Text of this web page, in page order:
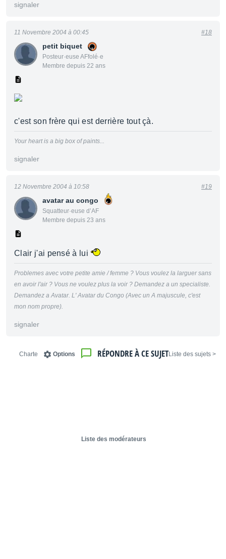
signaler
petit biquet
Posteur·euse AFfolé·e
Membre depuis 22 ans
11 Novembre 2004 à 00:45 #18
c'est son frère qui est derrière tout çà.
Your heart is a big box of paints...
signaler
avatar au congo
Squatteur·euse d’AF
Membre depuis 23 ans
12 Novembre 2004 à 10:58 #19
Clair j'ai pensé à lui
Problemes avec votre petite amie / femme ? Vous voulez la larguer sans
en avoir l'air ? Vous ne voulez plus la voir ? Demandez a un specialiste.
Demandez a Avatar. L' Avatar du Congo (Avec un A majuscule, c'est
mon nom propre).
signaler
< Liste des sujets
RÉPONDRE À CE SUJET
Options
Charte
Liste des modérateurs